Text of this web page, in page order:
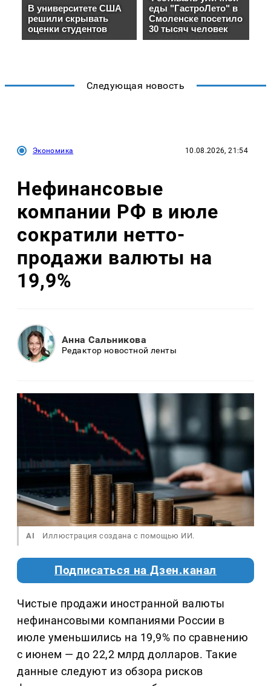
Следующая новость
Экономика 10.08.2026, 21:54
Нефинансовые
компании РФ в июле
сократили нетто-
продажи валюты на
19,9%
Анна Сальникова
Редактор новостной ленты
AI Иллюстрация создана с помощью ИИ.
Подписаться на Дзен.канал
Чистые продажи иностранной валюты
нефинансовыми компаниями России в
июле уменьшились на 19,9% по сравнению
с июнем — до 22,2 млрд долларов. Такие
данные следуют из обзора рисков